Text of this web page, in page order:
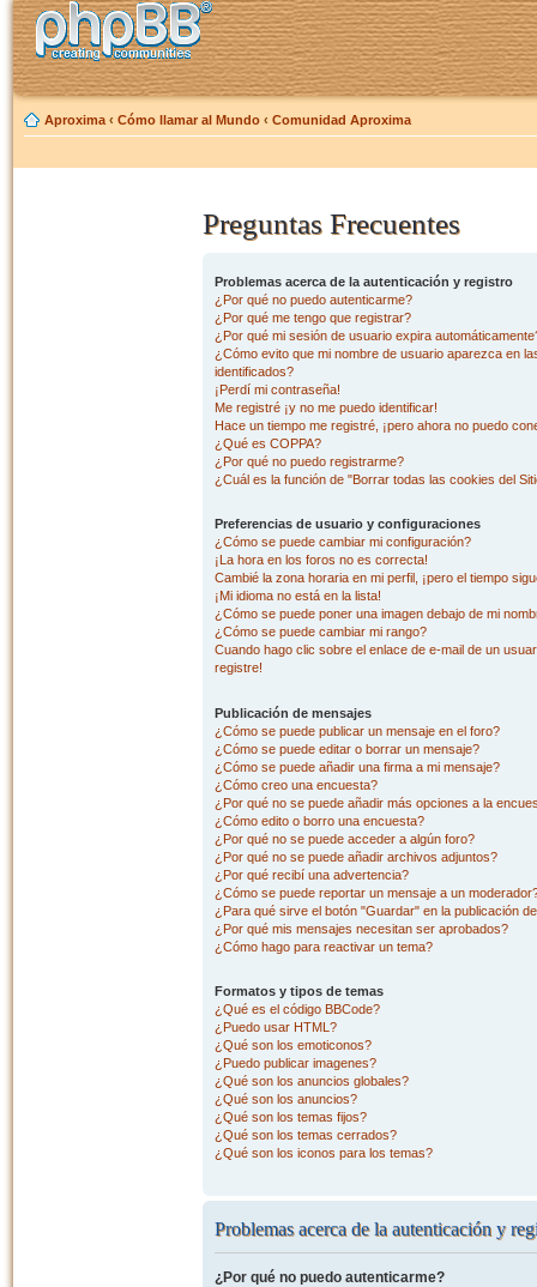
Aproxima ‹ Cómo llamar al Mundo ‹ Comunidad Aproxima
Preguntas Frecuentes
Problemas acerca de la autenticación y registro
¿Por qué no puedo autenticarme?
¿Por qué me tengo que registrar?
¿Por qué mi sesión de usuario expira
¿Cómo evito que mi nombre de usuario aparezca en
identificados?
¡Perdí mi contraseña!
Me registré ¡y no me puedo identificar!
Hace un tiempo me registré, ¡pero ahora no puedo
¿Qué es COPPA?
¿Por qué no puedo registrarme?
¿Cuál es la función de "Borrar todas las cookies del
Preferencias de usuario y configuraciones
¿Cómo se puede cambiar mi configuración?
¡La hora en los foros no es correcta!
Cambié la zona horaria en mi perfil, ¡pero el tiempo
¡Mi idioma no está en la lista!
¿Cómo se puede poner una imagen debajo de mi
¿Cómo se puede cambiar mi rango?
Cuando hago clic sobre el enlace de e-mail de un
registre!
Publicación de mensajes
¿Cómo se puede publicar un mensaje en el foro?
¿Cómo se puede editar o borrar un mensaje?
¿Cómo se puede añadir una firma a mi mensaje?
¿Cómo creo una encuesta?
¿Por qué no se puede añadir más opciones a la
¿Cómo edito o borro una encuesta?
¿Por qué no se puede acceder a algún foro?
¿Por qué no se puede añadir archivos adjuntos?
¿Por qué recibí una advertencia?
¿Cómo se puede reportar un mensaje a un
¿Para qué sirve el botón "Guardar" en la publicación
¿Por qué mis mensajes necesitan ser aprobados?
¿Cómo hago para reactivar un tema?
Formatos y tipos de temas
¿Qué es el código BBCode?
¿Puedo usar HTML?
¿Qué son los emoticonos?
¿Puedo publicar imagenes?
¿Qué son los anuncios globales?
¿Qué son los anuncios?
¿Qué son los temas fijos?
¿Qué son los temas cerrados?
¿Qué son los iconos para los temas?
Problemas acerca de la autenticación y
¿Por qué no puedo autenticarme?